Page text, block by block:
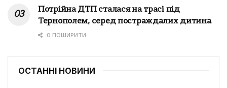
Потрійна ДТП сталася на трасі під
Тернополем, серед постраждалих дитина
0 ПОШИРИТИ
ОСТАННІ НОВИНИ